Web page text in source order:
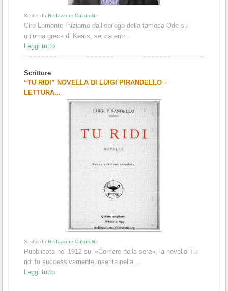
Scritto da Redazione Culturelite
Ciro Lomonte Iniziamo dall’epilogo della famosa Ode su
un’urna greca di Keats, senza entr...
Leggi tutto
Scritture
“TU RIDI” NOVELLA DI LUIGI PIRANDELLO –
LETTURA...
Scritto da Redazione Culturelite
Pubblicata nel 1912 sul «Corriere della sera», la novella Tu
ridi fu successivamente inserita nella ...
Leggi tutto